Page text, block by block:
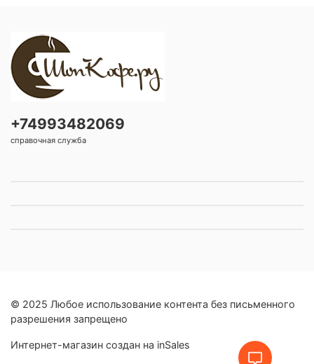
+74993482069
справочная служба
© 2025 Любое использование контента без письменного
разрешения запрещено
Интернет-магазин создан на inSales